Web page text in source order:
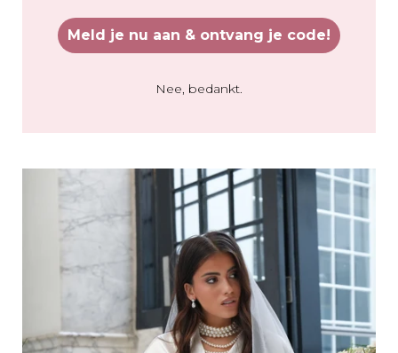
Meld je nu aan & ontvang je code!
Nee, bedankt.